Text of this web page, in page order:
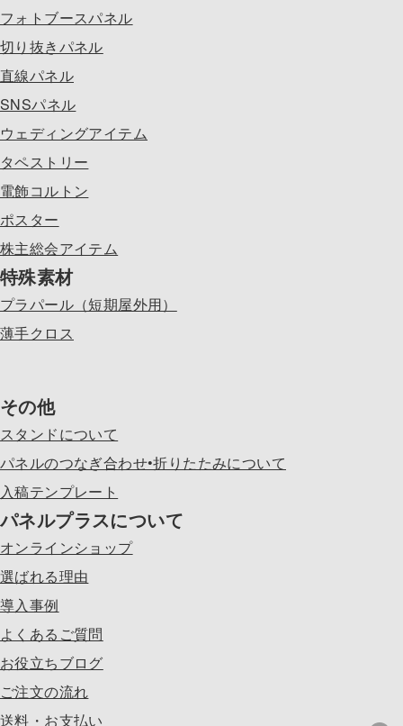
フォトブースパネル
切り抜きパネル
直線パネル
SNSパネル
ウェディングアイテム
タペストリー
電飾コルトン
ポスター
株主総会アイテム
特殊素材
プラパール（短期屋外用）
薄手クロス
その他
スタンドについて
パネルのつなぎ合わせ•折りたたみについて
入稿テンプレート
パネルプラスについて
オンラインショップ
選ばれる理由
導入事例
よくあるご質問
お役立ちブログ
ご注文の流れ
送料・お支払い